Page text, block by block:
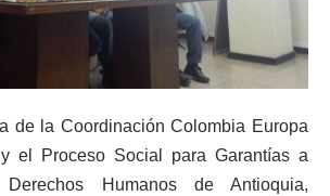
de la Coordinación Colombia Europa
el Proceso Social para Garantías a
Humanos de Antioquia,